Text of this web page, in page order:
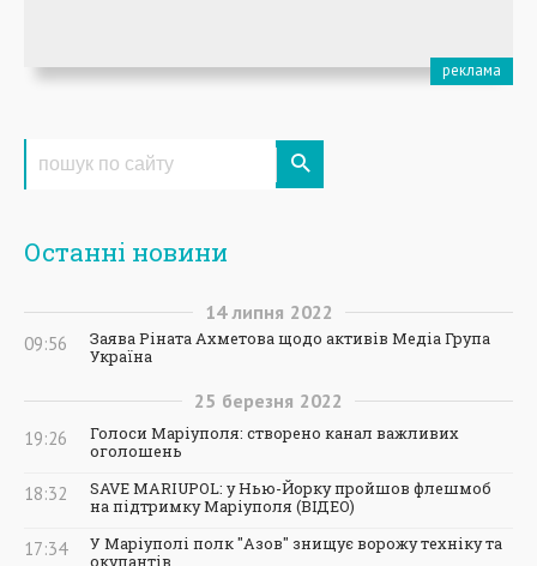
Останні новини
14 липня 2022
09:56
Заява Ріната Ахметова щодо активів Медіа Група
Україна
25 березня 2022
19:26
Голоси Маріуполя: створено канал важливих
оголошень
18:32
SAVE MARIUPOL: у Нью-Йорку пройшов флешмоб
на підтримку Маріуполя (ВІДЕО)
17:34
У Маріуполі полк "Азов" знищує ворожу техніку та
окупантів